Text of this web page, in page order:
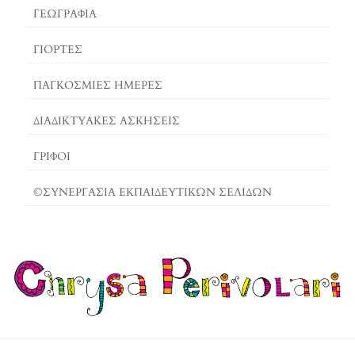
ΓΕΩΓΡΑΦΊΑ
ΓΙΟΡΤΈΣ
ΠΑΓΚΟΣΜΙΕΣ ΗΜΕΡΕΣ
ΔΙΑΔΙΚΤΥΑΚΈΣ ΑΣΚΉΣΕΙΣ
ΓΡΙΦΟΙ
©ΣΥΝΕΡΓΑΣΙΑ ΕΚΠΑΙΔΕΥΤΙΚΩΝ ΣΕΛΙΔΩΝ